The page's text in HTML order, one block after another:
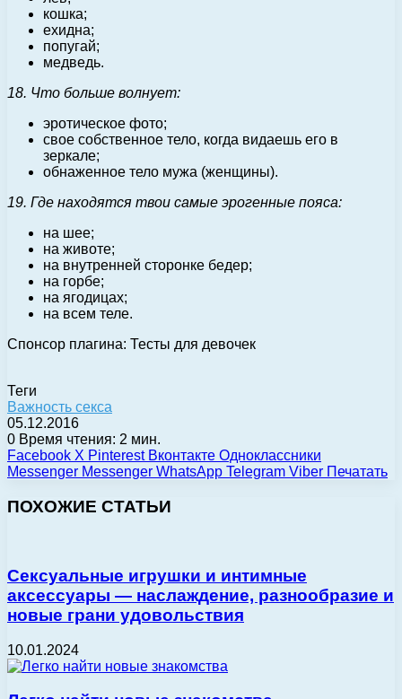
кошка;
ехидна;
попугай;
медведь.
18. Что больше волнует:
эротическое фото;
свое собственное тело, когда видаешь его в
зеркале;
обнаженное тело мужа (женщины).
19. Где находятся твои самые эрогенные пояса:
на шее;
на животе;
на внутренней сторонке бедер;
на горбе;
на ягодицах;
на всем теле.
Спонсор плагина: Тесты для девочек
Теги
Важность секса
05.12.2016
0 Время чтения: 2 мин.
Facebook X Pinterest Вконтакте Одноклассники
Messenger Messenger WhatsApp Telegram Viber Печатать
ПОХОЖИЕ СТАТЬИ
Сексуальные игрушки и интимные
аксессуары — наслаждение, разнообразие и
новые грани удовольствия
10.01.2024